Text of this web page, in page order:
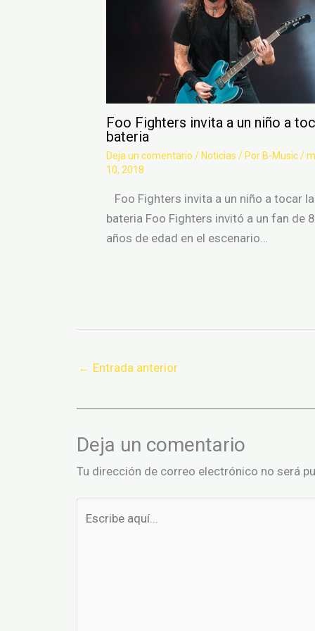
Foo Fighters invita a un niño a
bateria
Deja un comentario / Noticias / Por B-Music/
10, 2018
Foo Fighters invita a un niño a tocar la
bateria Foo Fighters invitó a un fan de 8
años de edad en el escenario…
← Entrada anterior
Deja un comentario
Tu dirección de correo electrónico no será